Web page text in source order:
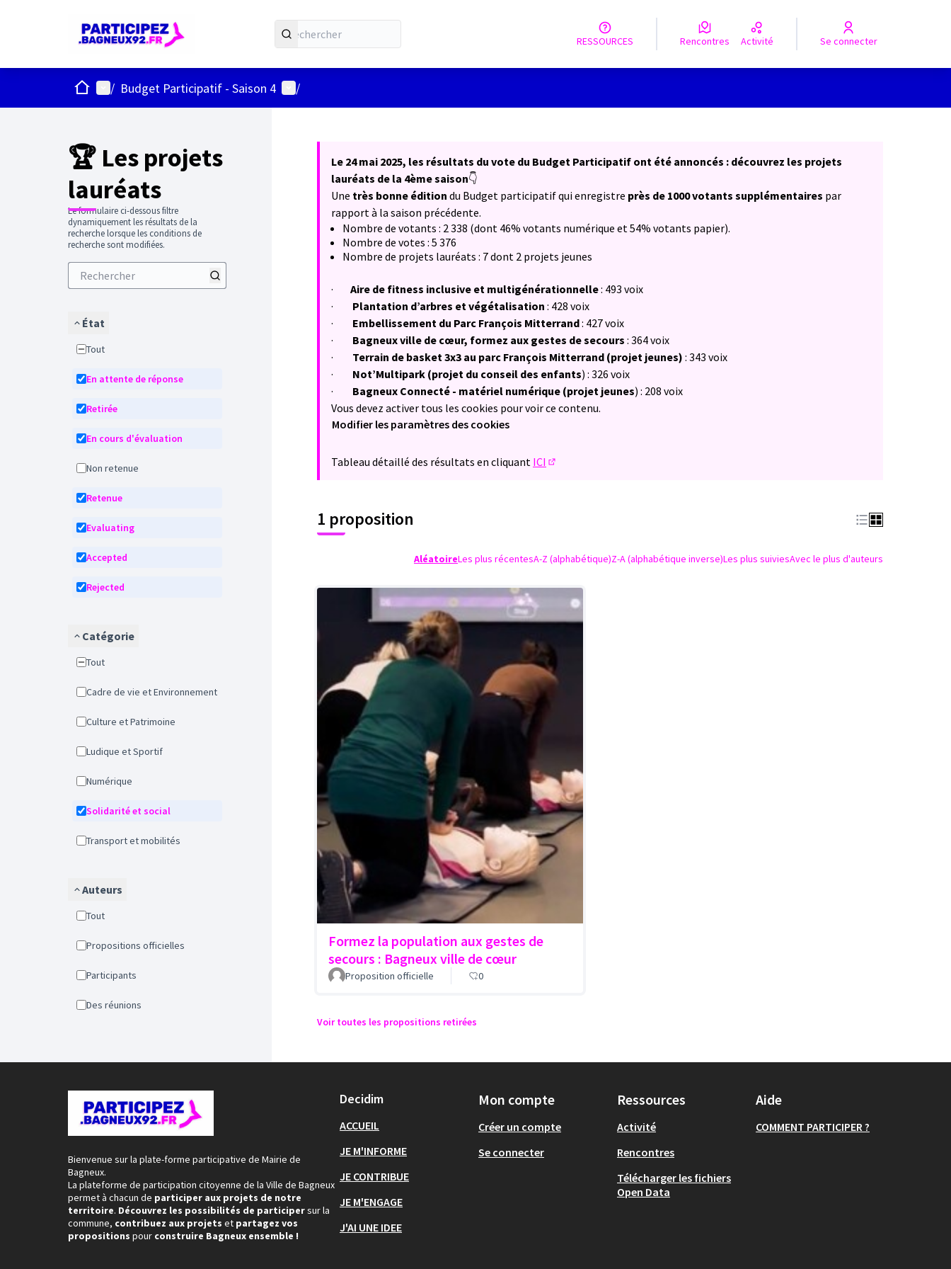
RESSOURCES Rencontres Activité Se connecter
ACCUEILMenu principal
/ Budget Participatif - Saison 4 Menu utilisateur
/
🏆 Les projets
lauréats
Le formulaire ci-dessous filtre
dynamiquement les résultats de la
recherche lorsque les conditions de
recherche sont modifiées.
État
Tout
En attente de réponse
Retirée
En cours d'évaluation
Non retenue
Retenue
Evaluating
Accepted
Rejected
Catégorie
Tout
Cadre de vie et Environnement
Culture et Patrimoine
Ludique et Sportif
Numérique
Solidarité et social
Transport et mobilités
Auteurs
Tout
Propositions officielles
Participants
Des réunions
Le 24 mai 2025, les résultats du vote du Budget Participatif ont été annoncés : découvrez les projets
lauréats de la 4ème saison👇
Une très bonne édition du Budget participatif qui enregistre près de 1000 votants supplémentaires par
rapport à la saison précédente.
Nombre de votants : 2 338 (dont 46% votants numérique et 54% votants papier).
Nombre de votes : 5 376
Nombre de projets lauréats : 7 dont 2 projets jeunes
· Aire de fitness inclusive et multigénérationnelle: 493 voix
· Plantation d’arbres et végétalisation : 428 voix
· Embellissement du Parc François Mitterrand: 427 voix
· Bagneux ville de cœur, formez aux gestes desecours : 364 voix
· Terrain de basket 3x3 au parc François Mitterrand (projet jeunes) : 343 voix
· Not’Multipark (projet du conseil des enfants) : 326 voix
· Bagneux Connecté - matériel numérique (projet jeunes) : 208 voix
Vous devez activer tous les cookies pour voir ce contenu.
Modifier les paramètres des cookies
Tableau détaillé des résultats en cliquant ICI
1 proposition
AléatoireLes plus récentesA-Z (alphabétique)Z-A (alphabétique inverse)Les plus suiviesAvec le plus d'auteurs
Formez la population aux gestes de
secours : Bagneux ville de cœur
Proposition officielle 0
Voir toutes les propositions retirées
Bienvenue sur la plate-forme participative de Mairie de
Bagneux.
La plateforme de participation citoyenne de la Ville de Bagneux
permet à chacun de participer aux projets de notre
territoire. Découvrez les possibilités de participersur la
commune, contribuez aux projets et partagez vos
propositions pour construire Bagneux ensemble !
Decidim
ACCUEIL
JE M'INFORME
JE CONTRIBUE
JE M'ENGAGE
J'AI UNE IDEE
Mon compte
Créer un compte
Se connecter
Ressources
Activité
Rencontres
Télécharger les fichiers
Open Data
Aide
COMMENT PARTICIPER ?